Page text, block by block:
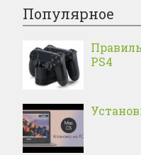
Популярное
PS4